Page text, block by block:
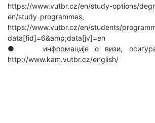
https://www.vutbr.cz/en/study-options/
en/study-programmes,
https://www.vutbr.cz/en/students/
data[fid]=6&amp;data[jv]=en
● информације о визи,
http://www.kam.vutbr.cz/english/